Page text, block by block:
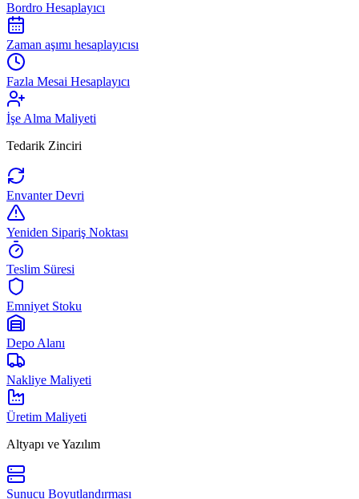
Bordro Hesaplayıcı
Zaman aşımı hesaplayıcısı
Fazla Mesai Hesaplayıcı
İşe Alma Maliyeti
Tedarik Zinciri
Envanter Devri
Yeniden Sipariş Noktası
Teslim Süresi
Emniyet Stoku
Depo Alanı
Nakliye Maliyeti
Üretim Maliyeti
Altyapı ve Yazılım
Sunucu Boyutlandırması